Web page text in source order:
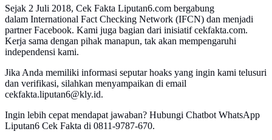
Sejak 2 Juli 2018, Cek Fakta Liputan6.com bergabung
dalam International Fact Checking Network (IFCN) dan menjadi
partner Facebook. Kami juga bagian dari inisiatif cekfakta.com.
Kerja sama dengan pihak manapun, tak akan mempengaruhi
independensi kami.
Jika Anda memiliki informasi seputar hoaks yang ingin kami telusuri
dan verifikasi, silahkan menyampaikan di email
cekfakta.liputan6@kly.id.
Ingin lebih cepat mendapat jawaban? Hubungi Chatbot WhatsApp
Liputan6 Cek Fakta di 0811-9787-670.